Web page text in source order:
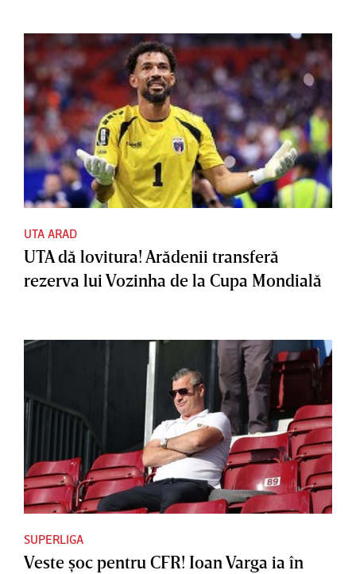
UTA ARAD
UTA dă lovitura! Arădenii transferă
rezerva lui Vozinha de la Cupa Mondială
SUPERLIGA
Veste şoc pentru CFR! Ioan Varga ia în